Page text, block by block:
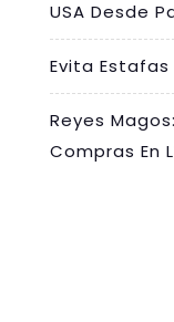
USA Desde
Evita Estafas
Reyes
Compras En